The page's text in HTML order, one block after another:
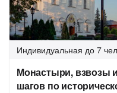
Индивидуальная до 7
Монастыри, взвозы
шагов по